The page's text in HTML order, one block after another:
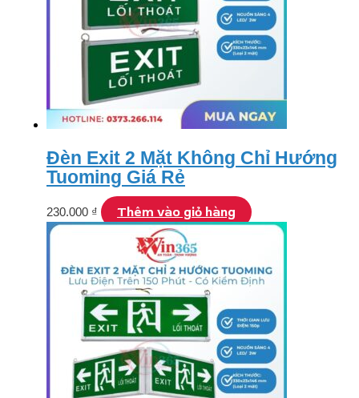
Đèn Exit 2 Mặt Không Chỉ Hướng
Tuoming Giá Rẻ
230.000 ₫ Thêm vào giỏ hàng